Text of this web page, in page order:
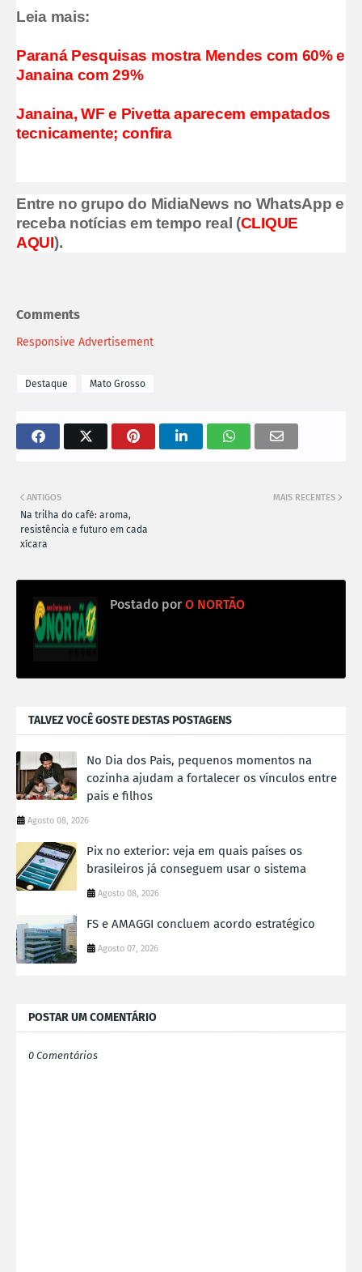
Leia mais:
Paraná Pesquisas mostra Mendes com 60% e
Janaina com 29%
Janaina, WF e Pivetta aparecem empatados
tecnicamente; confira
Entre no grupo do MidiaNews no WhatsApp e
receba notícias em tempo real (CLIQUE
AQUI).
Comments
Responsive Advertisement
Destaque Mato Grosso
MAIS RECENTES
ANTIGOS
Na trilha do café: aroma,
resistência e futuro em cada
xícara
Postado por O NORTÃO
TALVEZ VOCÊ GOSTE DESTAS POSTAGENS
No Dia dos Pais, pequenos momentos na
cozinha ajudam a fortalecer os vínculos entre
pais e filhos
Agosto 08, 2026
Pix no exterior: veja em quais países os
brasileiros já conseguem usar o sistema
Agosto 08, 2026
FS e AMAGGI concluem acordo estratégico
Agosto 07, 2026
POSTAR UM COMENTÁRIO
0 Comentários